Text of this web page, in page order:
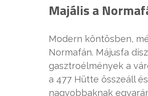
Majális a
Modern köntösben,
Normafán. Májusfa
gasztroélmények a
a 477 Hütte összeáll
nagyobbaknak